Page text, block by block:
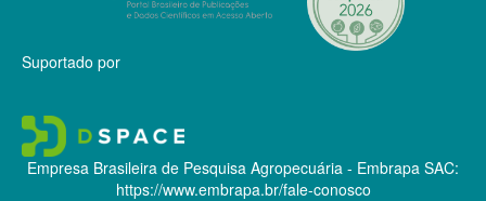
Suportado por
Empresa Brasileira de Pesquisa Agropecuária - Embrapa SAC:
https://www.embrapa.br/fale-conosco